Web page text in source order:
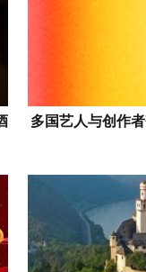
多国艺人与创作